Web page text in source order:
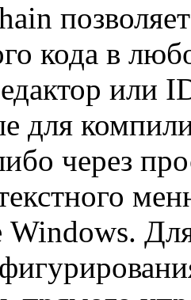
кода в
или
для
через
Windows.